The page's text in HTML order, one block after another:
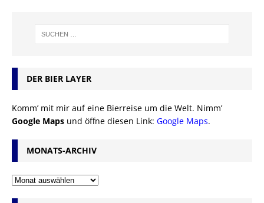
DER BIER LAYER
Komm’ mit mir auf eine Bierreise um die Welt. Nimm’
Google Maps und öffne diesen Link: Google Maps.
MONATS-ARCHIV